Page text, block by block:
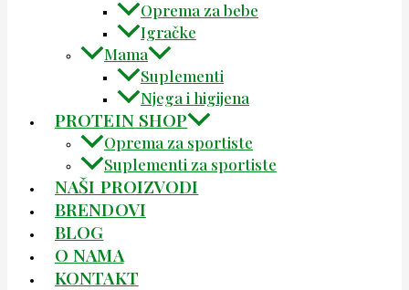
Oprema za bebe
Igračke
Mama
Suplementi
Njega i higijena
PROTEIN SHOP
Oprema za sportiste
Suplementi za sportiste
NAŠI PROIZVODI
BRENDOVI
BLOG
O NAMA
KONTAKT